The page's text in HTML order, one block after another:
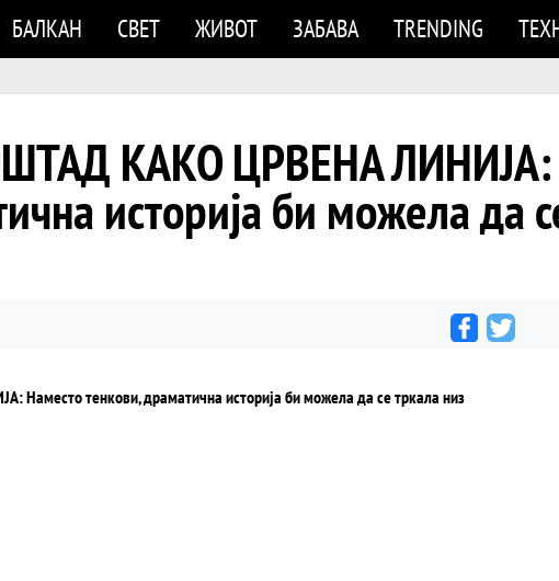
БАЛКАН СВЕТ ЖИВОТ ЗАБАВА TRENDING
КАКО ЦРВЕНА ЛИНИЈА:
историја би можела да